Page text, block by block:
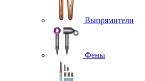
Выпрямители
Фены